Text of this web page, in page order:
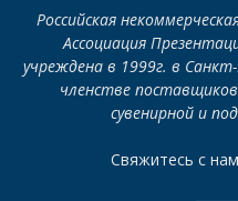
Российская
Ассоциация
учреждена в 1999г. в
членстве
сувенирной и
Свяжитесь с